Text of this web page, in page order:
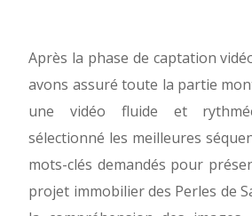
Après la phase de captation
avons assuré toute la partie
une vidéo fluide et
sélectionné les meilleures
mots-clés demandés pour
projet immobilier des Perles de